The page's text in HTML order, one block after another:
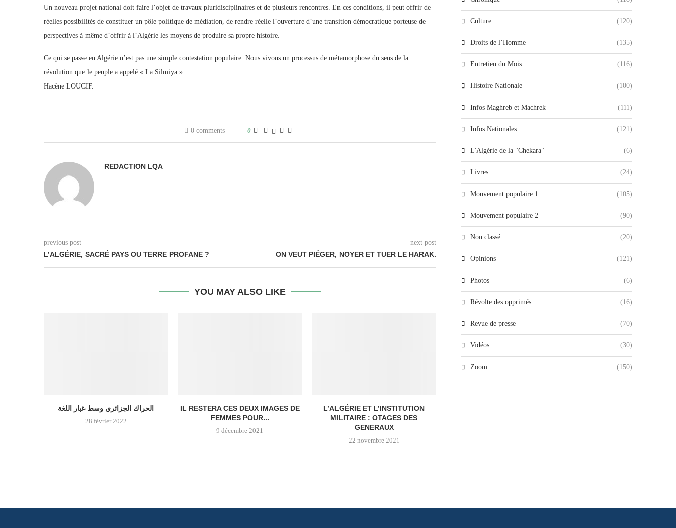
Un nouveau projet national doit faire l’objet de travaux pluridisciplinaires et de plusieurs rencontres. En ces conditions, il peut offrir de
réelles possibilités de constituer un pôle politique de médiation, de rendre réelle l’ouverture d’une transition démocratique porteuse de
perspectives à même d’offrir à l’Algérie les moyens de produire sa propre histoire.
Ce qui se passe en Algérie n’est pas une simple contestation populaire. Nous vivons un processus de métamorphose du sens de la
révolution que le peuple a appelé « La Silmiya ».
Hacène LOUCIF.
0 comments 0
REDACTION LQA
previous post
L’ALGÉRIE, SACRÉ PAYS OU TERRE PROFANE ?
next post
ON VEUT PIÉGER, NOYER ET TUER LE HARAK.
YOU MAY ALSO LIKE
الحراك الجزائري وسط غبار اللغة
28 février 2022
IL RESTERA CES DEUX IMAGES DE
FEMMES POUR...
9 décembre 2021
L’ALGÉRIE ET L’INSTITUTION
MILITAIRE : OTAGES DES
GENERAUX
22 novembre 2021
Culture (120)
Droits de l’Homme (135)
Entretien du Mois (116)
Histoire Nationale (100)
Infos Maghreb et Machrek (111)
Infos Nationales (121)
L'Algérie de la "Chekara" (6)
Livres (24)
Mouvement populaire 1 (105)
Mouvement populaire 2 (90)
Non classé (20)
Opinions (121)
Photos (6)
Révolte des opprimés (16)
Revue de presse (70)
Vidéos (30)
Zoom (150)